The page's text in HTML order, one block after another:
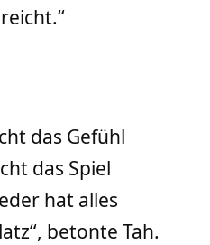
das Gefühl
das Spiel
hat alles
betonte Tah.